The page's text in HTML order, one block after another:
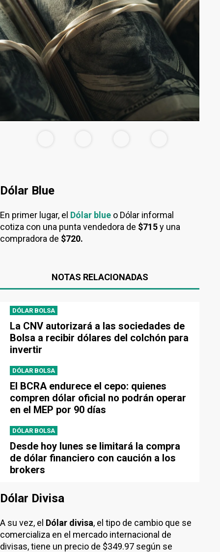
Dólar Blue
En primer lugar, el Dólar blue o Dólar informal
cotiza con una punta vendedora de $715y una
compradora de $720.
NOTAS RELACIONADAS
DÓLAR BOLSA
La CNV autorizará a las sociedades de
Bolsa a recibir dólares del colchón para
invertir
DÓLAR BOLSA
El BCRA endurece el cepo: quienes
compren dólar oficial no podrán operar
en el MEP por 90 días
DÓLAR BOLSA
Desde hoy lunes se limitará la compra
de dólar financiero con caución a los
brokers
Dólar Divisa
A su vez, el Dólar divisa, el tipo de cambio que se
comercializa en el mercado internacional de
divisas, tiene un precio de $349.97 según se